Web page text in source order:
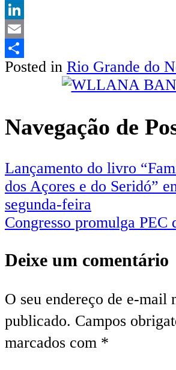
Twitter
LinkedIn
Email
Share
Posted in Rio Grande do
Navegação de
Lançamento do livro
dos Açores e do Seridó”
segunda-feira
Congresso promulga PEC
Deixe um comentário
O seu endereço de e-mail
publicado. Campos
marcados com *